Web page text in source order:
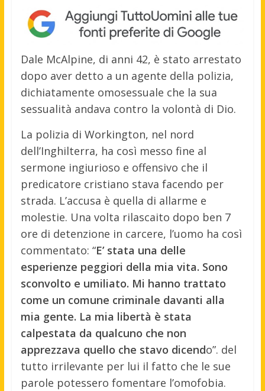
Dale McAlpine, di anni 42, è stato arrestato
dopo aver detto a un agente della polizia,
dichiatamente omosessuale che la sua
sessualità andava contro la volontà di Dio.
La polizia di Workington, nel nord
dell’Inghilterra, ha così messo fine al
sermone ingiurioso e offensivo che il
predicatore cristiano stava facendo per
strada. L’accusa è quella di allarme e
molestie. Una volta rilascaito dopo ben 7
ore di detenzione in carcere, l’uomo ha così
commentato: “E’ stata una delle
esperienze peggiori della mia vita. Sono
sconvolto e umiliato. Mi hanno trattato
come un comune criminale davanti alla
mia gente. La mia libertà è stata
calpestata da qualcuno che non
apprezzava quello che stavo dicendo”. del
tutto irrilevante per lui il fatto che le sue
parole potessero fomentare l’omofobia.